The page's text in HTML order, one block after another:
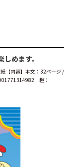
めます。
【内容】本文：32ページ /
橙：